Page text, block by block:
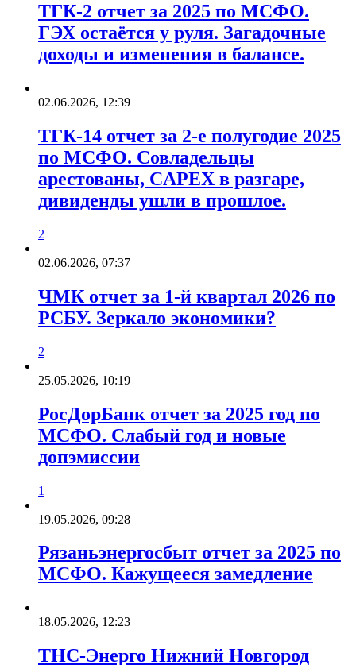
ТГК-2 отчет за 2025 по МСФО.
ГЭХ остаётся у руля. Загадочные
доходы и изменения в балансе.
02.06.2026, 12:39
ТГК-14 отчет за 2-е полугодие 2025
по МСФО. Совладельцы
арестованы, CAPEX в разгаре,
дивиденды ушли в прошлое.
2
02.06.2026, 07:37
ЧМК отчет за 1-й квартал 2026 по
РСБУ. Зеркало экономики?
2
25.05.2026, 10:19
РосДорБанк отчет за 2025 год по
МСФО. Слабый год и новые
допэмиссии
1
19.05.2026, 09:28
Рязаньэнергосбыт отчет за 2025 по
МСФО. Кажущееся замедление
18.05.2026, 12:23
ТНС-Энерго Нижний Новгород